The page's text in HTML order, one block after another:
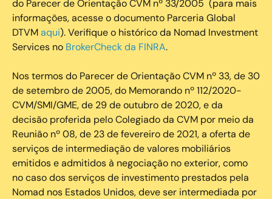
do Parecer de Orientação CVM nº 33/2005 (para mais
informações, acesse o documento Parceria Global
DTVMaqui). Verifique o histórico da Nomad Investment
Services no BrokerCheck da FINRA.
Nos termos do Parecer de Orientação CVM nº 33, de 30
de setembro de 2005, do Memorando nº 112/2020-
CVM/SMI/GME, de 29 de outubro de 2020, e da
decisão proferida pelo Colegiado da CVM por meio da
Reunião nº 08, de 23 de fevereiro de 2021, a oferta de
serviços de intermediação de valores mobiliários
emitidos e admitidos à negociação no exterior, como
no caso dos serviços de investimento prestados pela
Nomad nos Estados Unidos, deve ser intermediada por